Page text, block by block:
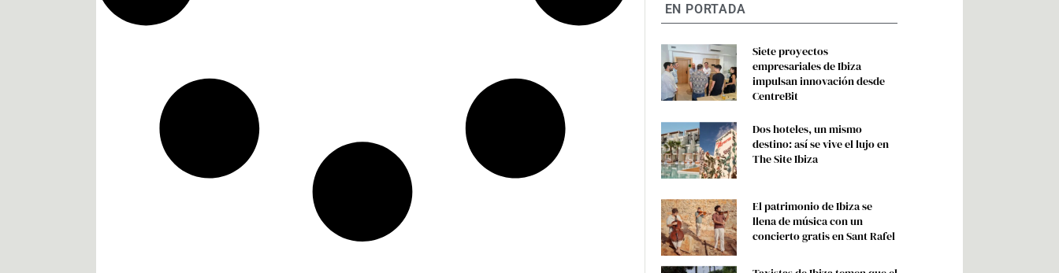
EN PORTADA
Siete proyectos
empresariales de Ibiza
impulsan innovación desde
CentreBit
Dos hoteles, un mismo
destino: así se vive el lujo en
The Site Ibiza
El patrimonio de Ibiza se
llena de música con un
concierto gratis en Sant Rafel